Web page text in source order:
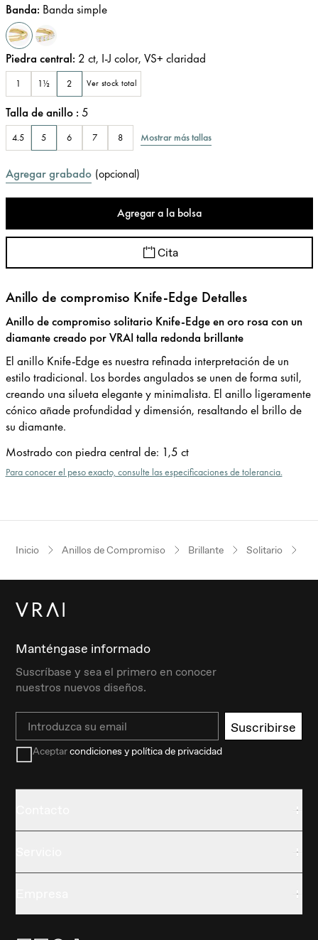
Banda: Banda simple
Piedra central: 2 ct, I-J color, VS+ claridad
1 1½ 2 Ver stock total
Talla de anillo : 5
4.5 5 6 7 8 Mostrar más tallas
Agregar grabado (opcional)
Agregar a la bolsa
Cita
Anillo de compromiso Knife-Edge Detalles
Anillo de compromiso solitario Knife-Edge en oro rosa con un
diamante creado por VRAI talla redonda brillante
El anillo Knife-Edge es nuestra refinada interpretación de un
estilo tradicional. Los bordes angulados se unen de forma sutil,
creando una silueta elegante y minimalista. El anillo ligeramente
cónico añade profundidad y dimensión, resaltando el brillo de
su diamante.
Mostrado con piedra central de: 1,5 ct
Para conocer el peso exacto, consulte las especificaciones de tolerancia.
Inicio Anillos de Compromiso Brillante Solitario
Manténgase informado
Suscríbase y sea el primero en conocer
nuestros nuevos diseños.
Email Suscribirse
Aceptarcondiciones y política de privacidad